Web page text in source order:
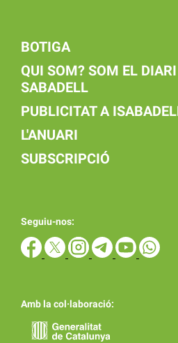
BOTIGA
QUI SOM? SOM EL
SABADELL
PUBLICITAT A
L'ANUARI
SUBSCRIPCIÓ
Seguiu-nos:
Amb la col·laboració: